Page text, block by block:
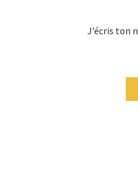
J’écris ton